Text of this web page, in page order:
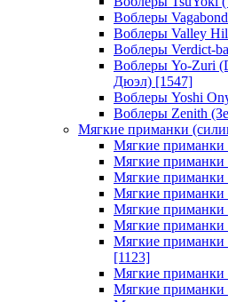
Воблеры
Воблеры Valley
Воблеры Verdict-
Воблеры Yo-Zuri
Дюэл) [1547]
Воблеры Yoshi
Воблеры Zenith
Мягкие приманки
Мягкие
Мягкие приманки
Мягкие приманки
Мягкие приманки
Мягкие
Мягкие приманки
Мягкие приманки
[1123]
Мягкие
Мягкие приманки